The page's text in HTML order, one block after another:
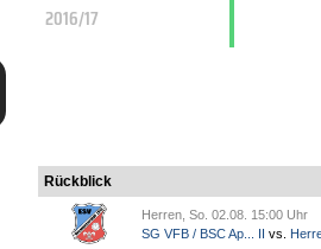
2016/17
Rückblick
Herren, So. 02.08. 15:00 Uhr
SG VFB / BSC Ap... II vs.